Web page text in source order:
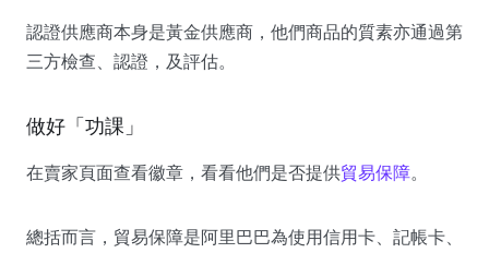
認證供應商本身是黃金供應商，他們商品的質素亦通過第
三方檢查、認證，及評估。
做好「功課」
在賣家頁面查看徽章，看看他們是否提供貿易保障。
總括而言，貿易保障是阿里巴巴為使用信用卡、記帳卡、